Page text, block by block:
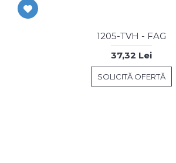
1205-TVH - FAG
37,32 Lei
SOLICITĂ OFERTĂ